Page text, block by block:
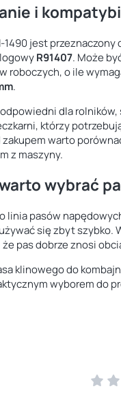
i
1490 jest przeznaczony
R91407. Może
roboczych, o ile
.
dla
którzy
warto
z maszyny.
wybrać
linia pasów
się zbyt szybko.
pas dobrze znosi
klinowego do
wyborem do